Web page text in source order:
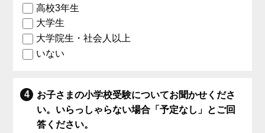
高校3年生
大学生
大学院生・社会人以上
いない
お子さまの小学校受験についてお聞かせくださ
い。いらっしゃらない場合「予定なし」とご回
答ください。